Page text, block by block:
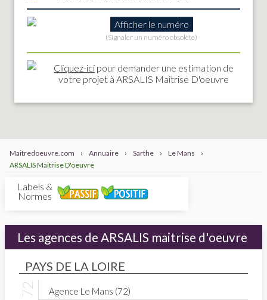
Afficher le numéro
(Signaler un numéro obsolète)
Cliquez-ici pour demander une estimation de
votre projet à ARSALIS Maitrise D'oeuvre
Maitredoeuvre.com › Annuaire › Sarthe › Le Mans
›
ARSALIS Maitrise D'oeuvre
Labels &
Normes
Les agences de ARSALIS maitrise d'oeuvre
PAYS DE LA LOIRE
Agence Le Mans (72)